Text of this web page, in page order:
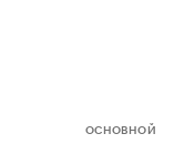
ОСНОВНОЙ